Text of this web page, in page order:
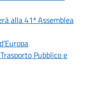
alla 41ª Assemblea
Pubblico e